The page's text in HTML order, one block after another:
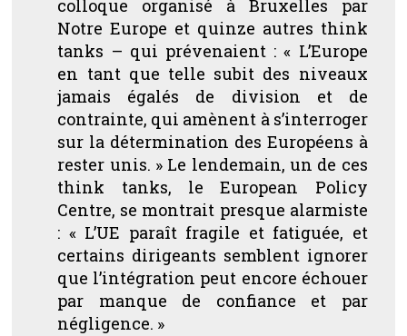
colloque organisé à Bruxelles par
Notre Europe et quinze autres think
tanks – qui prévenaient : « L’Europe
en tant que telle subit des niveaux
jamais égalés de division et de
contrainte, qui amènent à s’interroger
sur la détermination des Européens à
rester unis. » Le lendemain, un de ces
think tanks, le European Policy
Centre, se montrait presque alarmiste
: « L’UE paraît fragile et fatiguée, et
certains dirigeants semblent ignorer
que l’intégration peut encore échouer
par manque de confiance et par
négligence. »